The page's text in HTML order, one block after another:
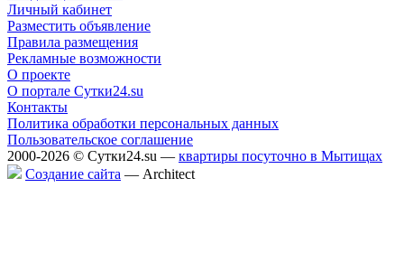
Личный кабинет
Разместить объявление
Правила размещения
Рекламные возможности
О проекте
О портале Сутки24.su
Контакты
Политика обработки персональных данных
Пользовательское соглашение
2000-2026 © Сутки24.su — квартиры посуточно в Мытищах
Создание сайта — Аrchitect